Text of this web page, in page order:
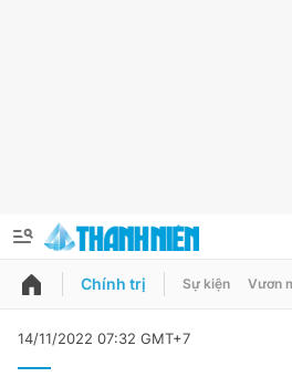
QUẢNG CÁO ĐẶT BÁO
Chính trị Sự kiện Vươn
14/11/2022 07:32 GMT+7